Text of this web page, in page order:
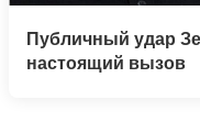
Публичный удар
настоящий вызов